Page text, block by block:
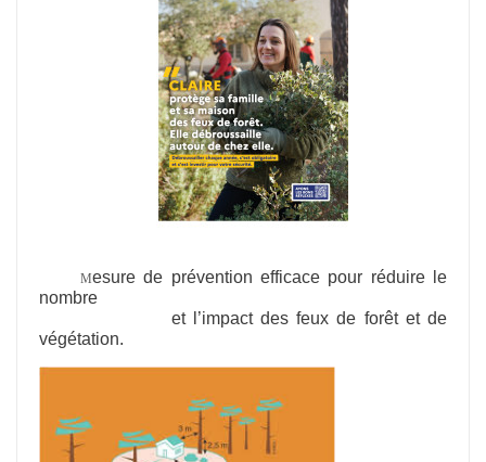
Mesure de prévention efficace pour réduire le
nombre
et l’impact des feux de forêt et de
végétation.